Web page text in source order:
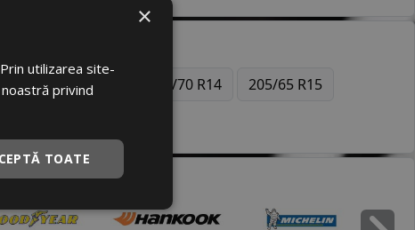
225/60 R16 165/70 R14
205/65 R15
×
utilizarea site-
privind
TOATE